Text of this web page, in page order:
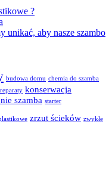
?
unikać, aby nasze szambo
budowa domu chemia do szamba
konserwacja
szamba starter
zrzut ścieków zwykłe